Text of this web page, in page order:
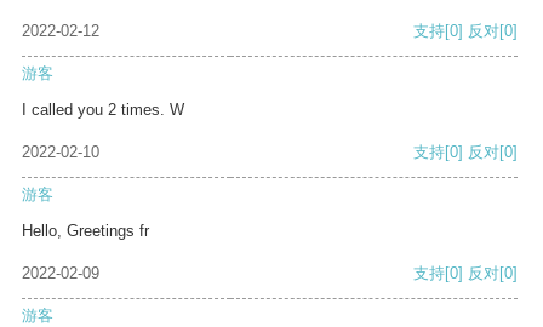
2022-02-12 支持[0] 反对[0]
游客
I called you 2 times. W
2022-02-10 支持[0] 反对[0]
游客
Hello, Greetings fr
2022-02-09 支持[0] 反对[0]
游客